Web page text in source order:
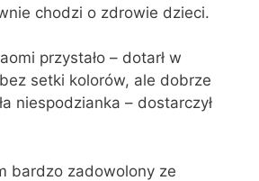
chodzi o zdrowie dzieci.
przystało – dotarł w
setki kolorów, ale dobrze
niespodzianka – dostarczył
bardzo zadowolony ze